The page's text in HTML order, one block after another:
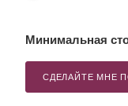
Минимальная
СДЕЛАЙТЕ МНЕ